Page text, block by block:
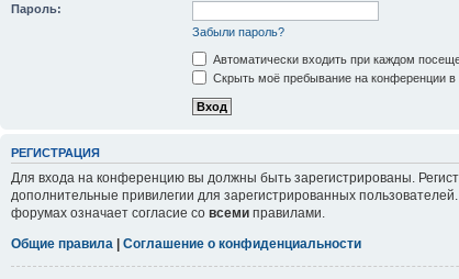
Пароль:
Забыли пароль?
Автоматически входить при каждом
Скрыть моё пребывание на конференции в
РЕГИСТРАЦИЯ
Для входа на конференцию вы должны быть зарегистрированы.
дополнительные привилегии для зарегистрированных
форумах означает согласие со всеми правилами.
Общие правила
Соглашение о конфиденциальности